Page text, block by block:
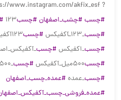
? Instagram : https://www.instagram.com/akfix_esf/
#چسب #چشب_اصفهان #چسب123
#چسب_123ـآکفیکس #چسب123آکفیکس
#چسب_اکفیکس #چسب
#چسب500میل_آکفیکس #چسب_500میل_آکفیکس_اصفهان
#چسب_عمده #عمده_چسب_اصفهان